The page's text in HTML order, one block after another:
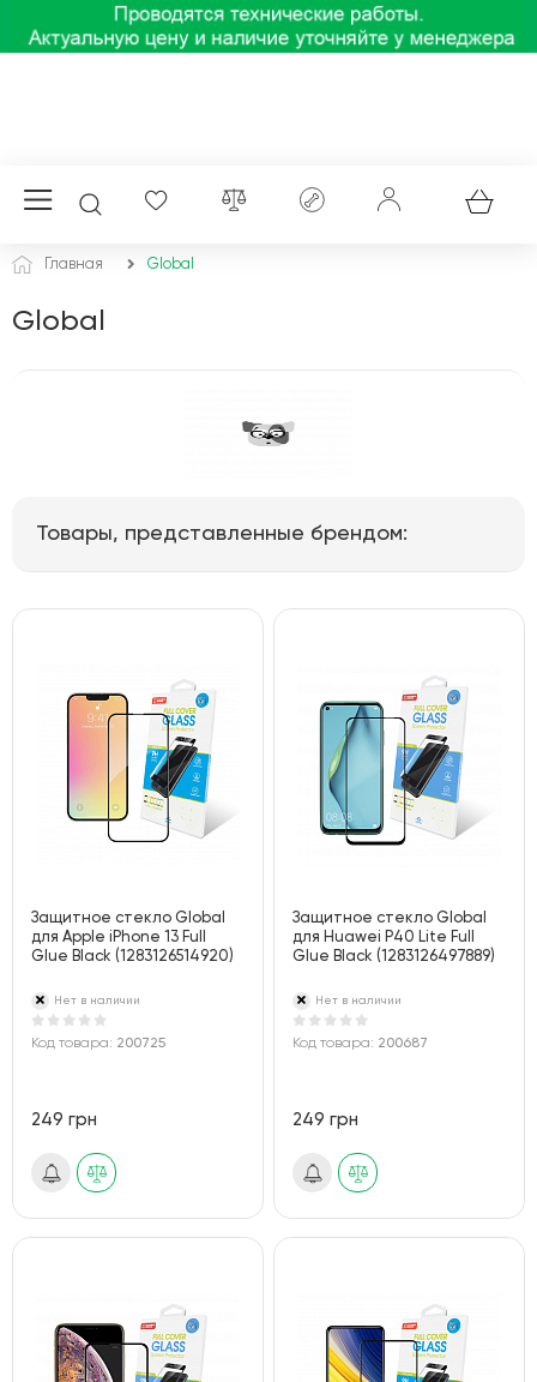
Главная Global
Global
Товары, представленные брендом:
Защитное стекло Global
для Apple iPhone 13 Full
Glue Black (1283126514920)
Нет в наличии
Код товара: 200725
249 грн
Защитное стекло Global
для Huawei P40 Lite Full
Glue Black (1283126497889)
Нет в наличии
Код товара: 200687
249 грн